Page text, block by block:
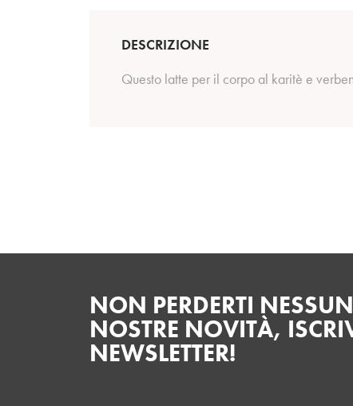
DESCRIZIONE
Questo latte per il corpo al karitè e
NON PERDERTI
NOSTRE NOVITÀ,
NEWSLETTER!